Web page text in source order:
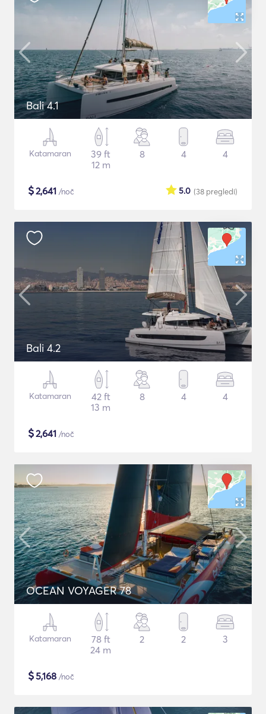
Bali 4.1
Katamaran
39 ft
12 m
8 4 4
$2,641 /noč (38 pregledi)
5.0
Bali 4.2
Katamaran
42 ft
13 m
8 4 4
$2,641 /noč
OCEAN VOYAGER 78
Katamaran
78 ft
24 m
2 2 3
$5,168 /noč